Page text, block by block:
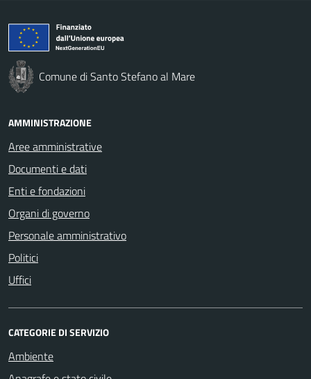
Comune di Santo Stefano al Mare
AMMINISTRAZIONE
Aree amministrative
Documenti e dati
Enti e fondazioni
Organi di governo
Personale amministrativo
Politici
Uffici
CATEGORIE DI SERVIZIO
Ambiente